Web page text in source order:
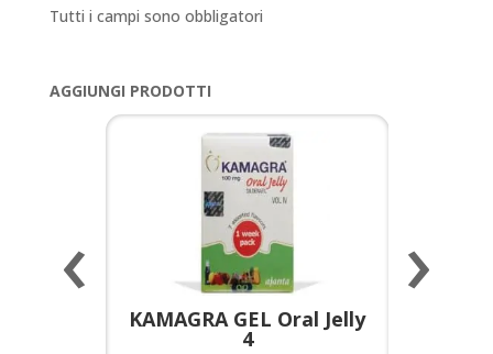
Tutti i campi sono obbligatori
AGGIUNGI PRODOTTI
KAMAGRA GEL Oral Jelly
4
‹ ›